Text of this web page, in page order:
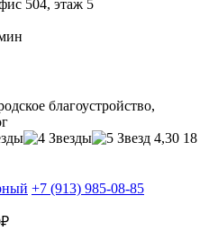
504, этаж 5
благоустройство,
4,30 18
+7 (913) 985-08-85